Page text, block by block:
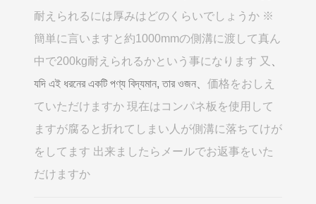
耐えられるには厚みはどのくらいでしょうか ※
簡単に言いますと約1000mmの側溝に渡して真ん
中で200kg耐えられるかという事になります 又
যদি এই ধরনের একটি পণ্য বিদ্যমান, তার ওজন、 価格をおしえ
ていただけますか 現在はコンパネ板を使用して
ますが腐ると折れてしまい人が側溝に落ちてけが
をしてます 出来ましたらメールでお返事をいた
だけますか